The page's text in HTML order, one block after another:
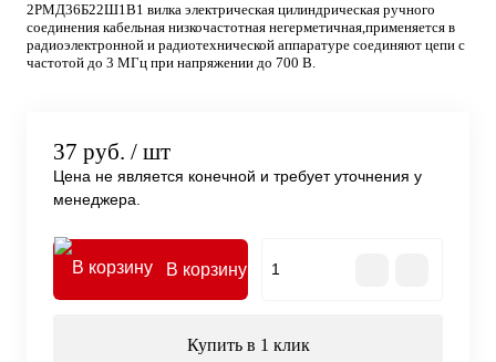
2РМД36Б22Ш1В1 вилка электрическая цилиндрическая ручного
соединения кабельная низкочастотная негерметичная,применяется в
радиоэлектронной и радиотехнической аппаратуре соединяют цепи с
частотой до 3 МГц при напряжении до 700 В.
37 руб. / шт
Цена не является конечной и требует уточнения у
менеджера.
В корзину
Купить в 1 клик